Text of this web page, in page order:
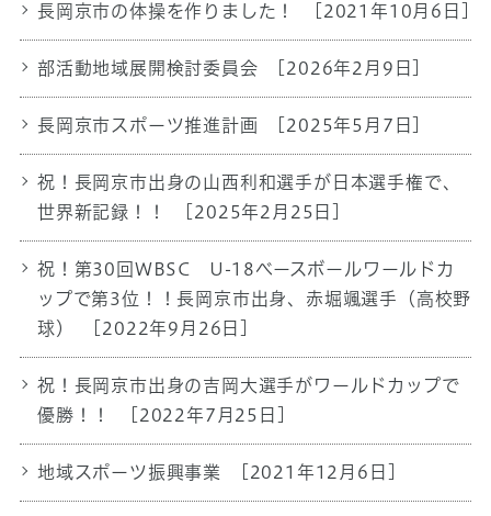
長岡京市の体操を作りました！ [2021年10月6日]
部活動地域展開検討委員会 [2026年2月9日]
長岡京市スポーツ推進計画 [2025年5月7日]
祝！長岡京市出身の山西利和選手が日本選手権で、
世界新記録！！
[2025年2月25日]
祝！第30回WBSC U-18ベースボールワールドカ
ップで第3位！！長岡京市出身、赤堀颯選手（高校野
球）
[2022年9月26日]
祝！長岡京市出身の吉岡大選手がワールドカップで
優勝！！
[2022年7月25日]
地域スポーツ振興事業 [2021年12月6日]